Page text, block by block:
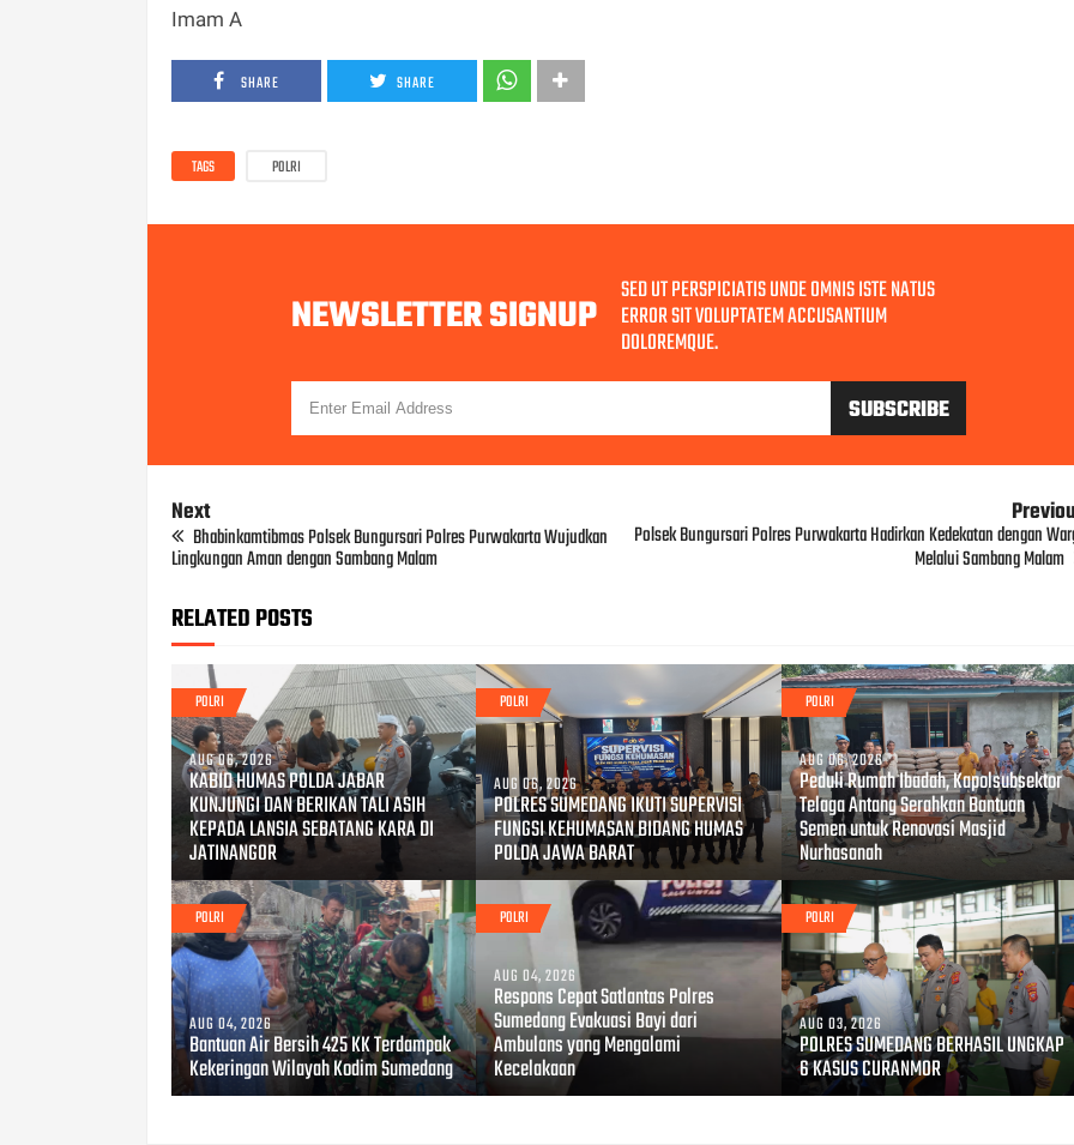
Imam A
SHARE SHARE
TAGS POLRI
NEWSLETTER SIGNUP SED UT PERSPICIATIS UNDE OMNIS ISTE NATUS
ERROR SIT VOLUPTATEM ACCUSANTIUM
DOLOREMQUE.
Next
Bhabinkamtibmas Polsek Bungursari Polres Purwakarta Wujudkan
Lingkungan Aman dengan Sambang Malam
Polsek Bungursari Polres Purwakarta Hadirkan Kedekatan dengan
Melalui Sambang Malam
RELATED POSTS
POLRI
AUG 06, 2026
KABID HUMAS POLDA JABAR
KUNJUNGI DAN BERIKAN TALI ASIH
KEPADA LANSIA SEBATANG KARA DI
JATINANGOR
POLRI
AUG 06, 2026
POLRES SUMEDANG IKUTI SUPERVISI
FUNGSI KEHUMASAN BIDANG HUMAS
POLDA JAWA BARAT
POLRI
AUG 06, 2026
Peduli Rumah Ibadah, Kapolsubsektor
Telaga Antang Serahkan Bantuan
Semen untuk Renovasi Masjid
Nurhasanah
POLRI
AUG 04, 2026
Bantuan Air Bersih 425 KK Terdampak
Kekeringan Wilayah Kodim Sumedang
POLRI
AUG 04, 2026
Respons Cepat Satlantas Polres
Sumedang Evakuasi Bayi dari
Ambulans yang Mengalami
Kecelakaan
POLRI
AUG 03, 2026
POLRES SUMEDANG BERHASIL UNGKAP
6 KASUS CURANMOR